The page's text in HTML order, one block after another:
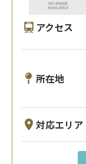
アクセス
所在地
対応エリア